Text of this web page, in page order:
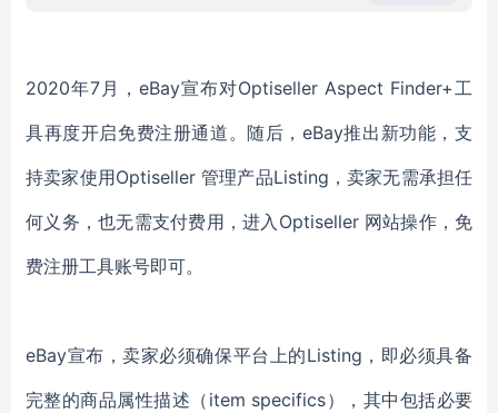
2020年7月，eBay宣布对Optiseller Aspect Finder+工
具再度开启免费注册通道。 随后， eBay推出新功能，支
持卖家使用Optiseller管理产品Listing，卖家无需承担任
何义务，也无需支付费用，进入 Optiseller 网站操作，免
费注册工具账号即可。
eBay宣布，卖家必须确保平台上的Listing，即必须具备
完整的商品属性描述（item specifics），其中包括必要